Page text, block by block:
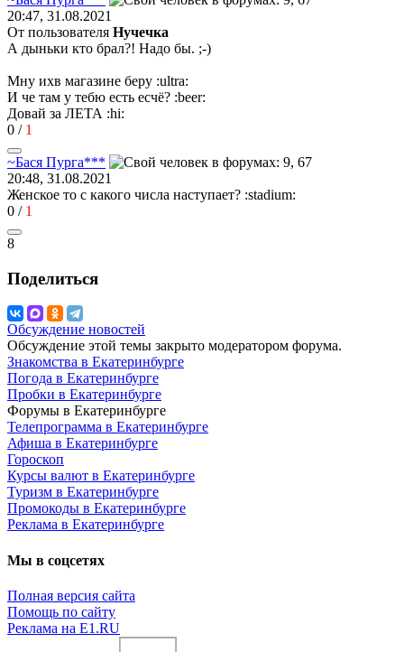
20:47, 31.08.2021
От пользователя Нучечка
А дыньки кто брал?! Надо бы. ;-)
Мну ихв магазине беру :ultra:
И че там у тебю есть есчё? :beer:
Довай за ЛЕТА :hi:
0 / 1
~Бася Пурга***
20:48, 31.08.2021
Женское то с какого числа наступает? :stadium:
0 / 1
8
Поделиться
Обсуждение новостей
Обсуждение этой темы закрыто модератором форума.
Знакомства в Екатеринбурге
Погода в Екатеринбурге
Пробки в Екатеринбурге
Форумы в Екатеринбурге
Телепрограмма в Екатеринбурге
Афиша в Екатеринбурге
Гороскоп
Курсы валют в Екатеринбурге
Туризм в Екатеринбурге
Промокоды в Екатеринбурге
Реклама в Екатеринбурге
Мы в соцсетях
Полная версия сайта
Помощь по сайту
Реклама на E1.RU